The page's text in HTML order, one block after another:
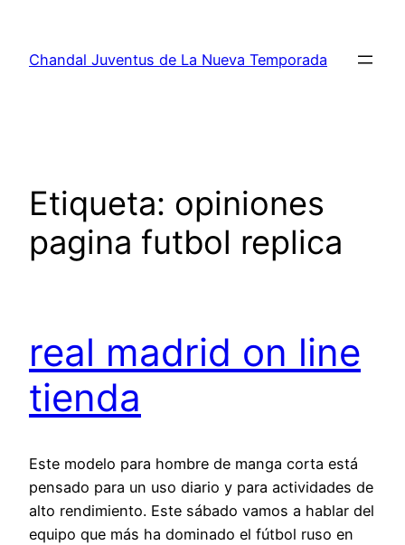
contenido
Chandal Juventus de La Nueva Temporada
Etiqueta: opiniones
pagina futbol replica
real madrid on line
tienda
Este modelo para hombre de manga corta está
pensado para un uso diario y para actividades de
alto rendimiento. Este sábado vamos a hablar del
equipo que más ha dominado el fútbol ruso en